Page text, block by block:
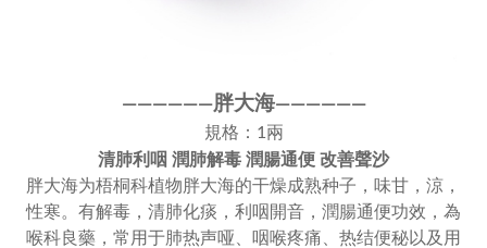
——————胖大海——————
規格：1兩
清肺利咽 潤肺解毒 潤腸通便 改善聲沙
胖大海为梧桐科植物胖大海的干燥成熟种子，味甘，涼，
性寒。有解毒，清肺化痰，利咽開音，潤腸通便功效，為
喉科良藥，常用于肺热声哑、咽喉疼痛、热结便秘以及用